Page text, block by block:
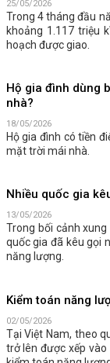
25/05/2026
Trong 4 tháng đầu
khoảng 1.117 triệu
hoạch được giao.
Hộ gia đình dùng
nhà?
18/05/2026
Hộ gia đình có tiền
mặt trời mái nhà.
Nhiều quốc gia
13/05/2026
Trong bối cảnh
quốc gia đã kêu gọi
năng lượng.
Kiểm toán năng
02/05/2026
Tại Việt Nam, theo
trở lên được xếp